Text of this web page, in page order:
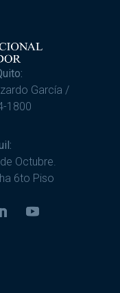
García /
1800
Octubre.
6to Piso